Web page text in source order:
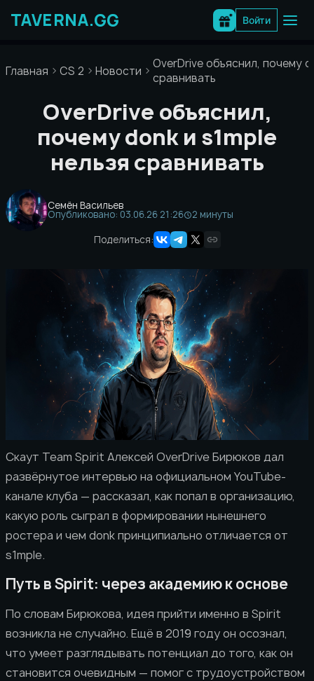
содержимому
Войти
Главная CS 2 Новости
OverDrive объяснил, почему
сравнивать
OverDrive объяснил,
почему donk и s1mple
нельзя сравнивать
Семён Васильев
Опубликовано: 03.06.26 21:26
2 минуты
Поделиться:
Скаут Team Spirit Алексей OverDrive Бирюков дал
развёрнутое интервью на официальном YouTube-
канале клуба — рассказал, как попал в организацию,
какую роль сыграл в формировании нынешнего
ростера и чем donk принципиально отличается от
s1mple.
Путь в Spirit: через академию к основе
По словам Бирюкова, идея прийти именно в Spirit
возникла не случайно. Ещё в 2019 году он осознал,
что умеет разглядывать потенциал до того, как он
становится очевидным — помог с трудоустройством